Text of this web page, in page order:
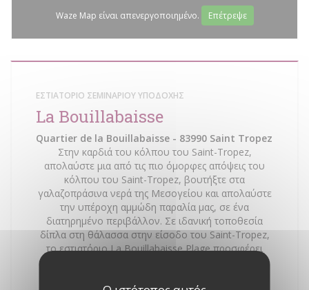
Waze Map είναι απενεργοποιημένο. Επέτρεψε
ΕΣΤΙΑΤΌΡΙΟ ΣΕΜΙΝΑΡΊΟΥ ΥΠΟΔΟΧΉΣ
La Bouillabaisse
Quartier de la Bouillabaisse - 83990 Saint Tropez
Στην καρδιά του κόλπου του Saint-Tropez,
απολαύστε μια από τις πιο όμορφες απόψεις του
κόλπου του Saint-Tropez, βουτήξτε στα
γαλαζοπράσινα νερά της Μεσογείου και απολαύστε
την υπέροχη αμμώδη παραλία μας, σε ένα
διατηρημένο περιβάλλον. Σε ιδανική τοποθεσία
δίπλα στη θάλασσα στην είσοδο του Saint-Tropez,
το εστιατόριο La Bouillabaisse Plage προσφέρει
κουζίνα φτιαγμένη από φρέσκα, εποχικά προϊόντα,